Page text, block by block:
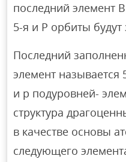
последний элемент
5-я и Р орбиты
Последний
элемент называется
и p подуровней-
структура
в качестве основы
следующего